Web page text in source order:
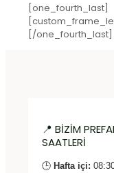
[one_fourth_last]
[/one_fourth_last]
📍 BİZİM
SAATLERİ
🕒 Hafta içi: